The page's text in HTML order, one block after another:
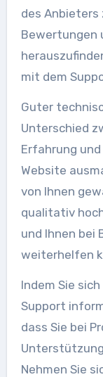
des Anbieters
Bewertungen
mit dem
Guter
Unterschied
Erfahrung
Website
von Ihnen
qualitativ
und Ihnen bei
weiterhelfen
Indem Sie
Support
dass Sie bei
Nehmen Sie